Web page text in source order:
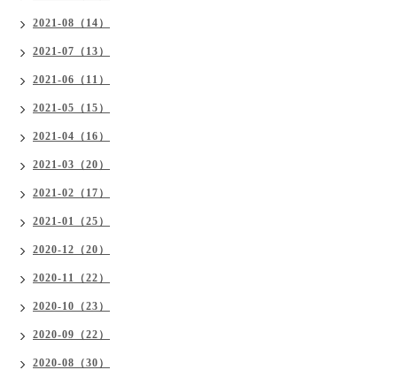
2021-08（14）
2021-07（13）
2021-06（11）
2021-05（15）
2021-04（16）
2021-03（20）
2021-02（17）
2021-01（25）
2020-12（20）
2020-11（22）
2020-10（23）
2020-09（22）
2020-08（30）